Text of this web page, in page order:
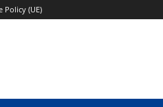
Policy (UE)